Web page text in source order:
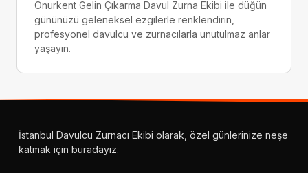
Onurkent Gelin Çıkarma Davul Zurna Ekibi ile düğün
gününüzü geleneksel ezgilerle renklendirin,
profesyonel davulcu ve zurnacılarla unutulmaz anlar
yaşayın.
İstanbul Davulcu Zurnacı Ekibi olarak, özel günlerinize neşe
katmak için buradayız.